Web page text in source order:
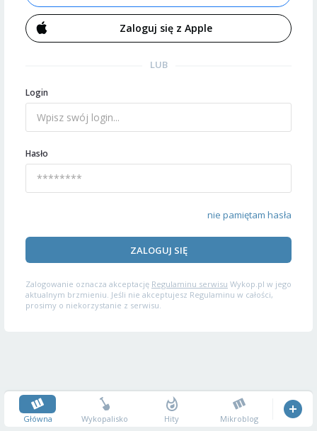
Zaloguj się z Apple
LUB
Login
Hasło
nie pamiętam hasła
ZALOGUJ SIĘ
Zalogowanie oznacza akceptację Regulaminu serwisu Wykop.pl w jego
aktualnym brzmieniu. Jeśli nie akceptujesz Regulaminu w całości,
prosimy o niekorzystanie z serwisu.
Główna Wykopalisko Hity Mikroblog